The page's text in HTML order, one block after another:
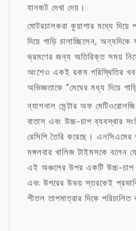
যানজট দেখা দেয়।
মোটরচালকরা কুয়াশার মধ্যে দিয়ে
দিয়ে গাড়ি চালাচ্ছিলেন,
ভ্রমণের জন্য অতিরিক্ত সময়
অংশেও একই রকম পরিস্থিতির
অভিজ্ঞতাকে “মেঘের মধ্য দিয়ে
ন্যাশনাল সেন্টার অফ
বাতাস এবং উচ্চ-চাপ ব্যবস্থার
রেসিপি তৈরি করেছে।
মঙ্গলবার খালিজ টাইমসকে বলেন
এই অঞ্চলের উপর একটি উচ্চ-চাপ
এবং উপরের উভয় স্তরকেই
শীতল তাপমাত্রার দিকে পরিচালিত